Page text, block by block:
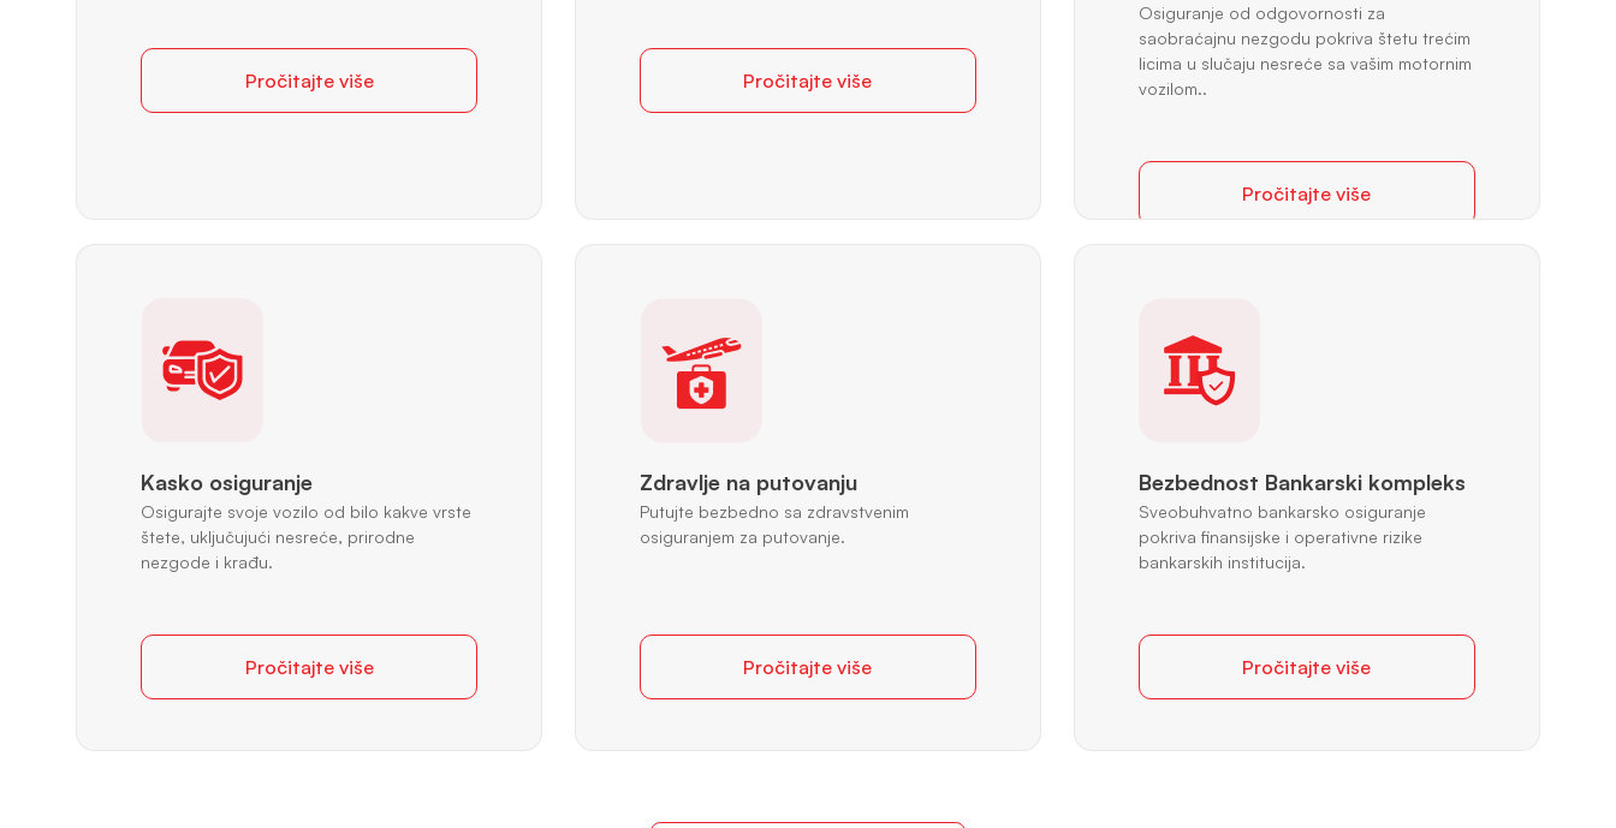
Pročitajte više Pročitajte više
Osiguranje od odgovornosti za
saobraćajnu nezgodu pokriva štetu trećim
licima u slučaju nesreće sa vašim motornim
vozilom..
Pročitajte više
Kasko osiguranje
Osigurajte svoje vozilo od bilo kakve vrste
štete, uključujući nesreće, prirodne
nezgode i krađu.
Pročitajte više
Zdravlje na putovanju
Putujte bezbedno sa zdravstvenim
osiguranjem za putovanje.
Pročitajte više
Bezbednost Bankarski kompleks
Sveobuhvatno bankarsko osiguranje
pokriva finansijske i operativne rizike
bankarskih institucija.
Pročitajte više